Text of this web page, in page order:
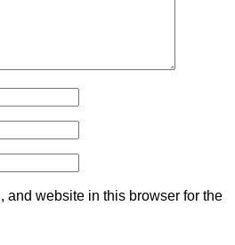
and website in this browser for the